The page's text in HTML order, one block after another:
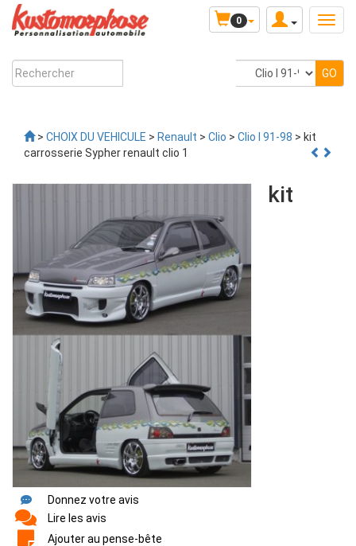
0
> CHOIX DU VEHICULE > Renault > Clio > Clio I 91-98 > kit
carrosserie Sypher renault clio 1
Donnez votre avis
Lire les avis
Ajouter au pense-bête
kit